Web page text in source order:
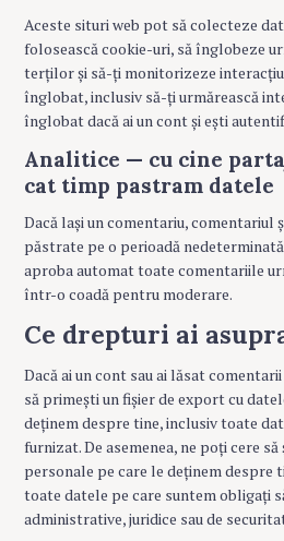
Aceste situri web pot să colecteze
folosească cookie-uri, să înglobeze
terților și să-ți monitorizeze
înglobat, inclusiv să-ți urmărească
înglobat dacă ai un cont și ești
Analitice — cu cine
cat timp pastram datele
Dacă lași un comentariu, comentariul
păstrate pe o perioadă
aproba automat toate comentariile
într-o coadă pentru moderare.
Ce drepturi ai
Dacă ai un cont sau ai lăsat
să primești un fișier de export cu
deținem despre tine, inclusiv toate
furnizat. De asemenea, ne poți cere
personale pe care le deținem despre
toate datele pe care suntem obligați
administrative, juridice sau de